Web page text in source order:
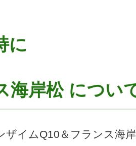
に
海岸松 につい
イムQ10＆フランス海